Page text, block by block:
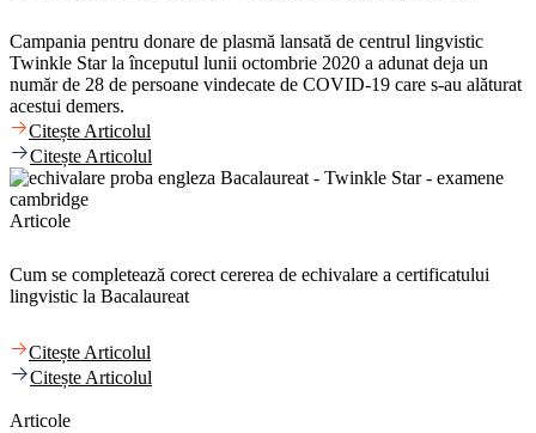
Campania pentru donare de plasmă lansată de centrul lingvistic
Twinkle Star la începutul lunii octombrie 2020 a adunat deja un
număr de 28 de persoane vindecate de COVID-19 care s-au alăturat
acestui demers.
Citește Articolul
Citește Articolul
Articole
Cum se completează corect cererea de echivalare a certificatului
lingvistic la Bacalaureat
Citește Articolul
Citește Articolul
Articole